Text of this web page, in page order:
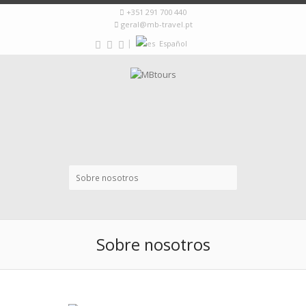
+351 291 700 440
geral@mb-travel.pt
| Español
Sobre nosotros